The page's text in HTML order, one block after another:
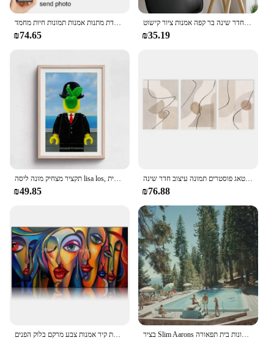
תמונות אישיות מותאמות אישית עם מסגרות בד ציורים פוסטרים מותאם אישית כרזות יום הולדת מתנות אמנות תמונות חיות מחמד
₪74.65
מופשט מצחיק מונה ליסה לגו לגו נייר פוסטר המפורסם הדפסה סלון הבית חדר שינה בר קפה אמנות ציור קישוט
₪35.19
תקציר מצחיק מונה ליסה lisa los, הדפסים קריקטורה ציור קיר אמנות קיר עבור סלון ילדים קישוט הבית
₪49.85
פוסטר קיר מופשט בז 'צבע קווים בד ציור בוהו מודרני קיר אמנות הדפסה וינטאג פוסטרים תמונה עיצוב חדר שינה
₪76.88
מודרני אסתטיקה מופשטת קיר אמנות צבע מרקם בלוק הפנים hd שמן על בד הדפסה הביתה חדר שינה תפאורה מתנה בציר Slim Aarons בריכת מסיבת צילום הדפסי חברה גבוהה קיץ חוף דקל בד פוסטר קיר תמונות בית תפאורה